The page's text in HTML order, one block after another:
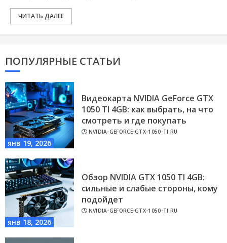
ЧИТАТЬ ДАЛЕЕ
ПОПУЛЯРНЫЕ СТАТЬИ
янв 19, 2026
Видеокарта NVIDIA GeForce GTX
1050 TI 4GB: как выбрать, на что
смотреть и где покупать
NVIDIA-GEFORCE-GTX-1050-TI.RU
янв 18, 2026
Обзор NVIDIA GTX 1050 TI 4GB:
сильные и слабые стороны, кому
подойдет
NVIDIA-GEFORCE-GTX-1050-TI.RU